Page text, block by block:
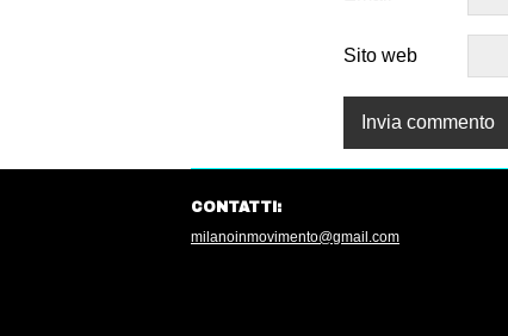
Sito web
CONTATTI:
milanoinmovimento@gmail.com